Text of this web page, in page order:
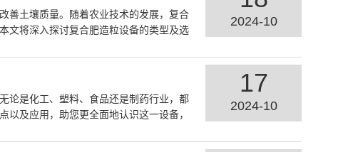
善土壤质量。随着农业技术的发展，复合
文将深入探讨复合肥造粒设备的类型及选
2024-10
论是化工、塑料、食品还是制药行业，都
及应用，助您更全面地认识这一设备，
17
2024-10